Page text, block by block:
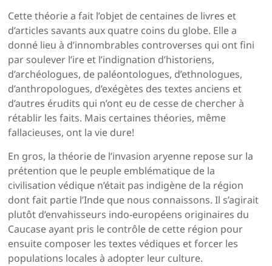
Cette théorie a fait l’objet de centaines de livres et
d’articles savants aux quatre coins du globe. Elle a
donné lieu à d’innombrables controverses qui ont fini
par soulever l’ire et l’indignation d’historiens,
d’archéologues, de paléontologues, d’ethnologues,
d’anthropologues, d’exégètes des textes anciens et
d’autres érudits qui n’ont eu de cesse de chercher à
rétablir les faits. Mais certaines théories, même
fallacieuses, ont la vie dure!
En gros, la théorie de l’invasion aryenne repose sur la
prétention que le peuple emblématique de la
civilisation védique n’était pas indigène de la région
dont fait partie l’Inde que nous connaissons. Il s’agirait
plutôt d’envahisseurs indo-européens originaires du
Caucase ayant pris le contrôle de cette région pour
ensuite composer les textes védiques et forcer les
populations locales à adopter leur culture.